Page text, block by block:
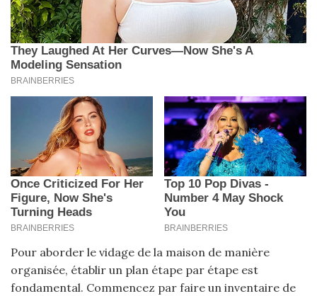
Pour aborder le vidage de la maison de manière
organisée, établir un plan étape par étape est
fondamental. Commencez par faire un inventaire de